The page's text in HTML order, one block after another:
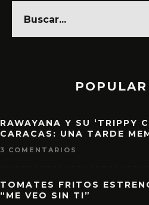
RAWAYANA Y SU ‘TRIPPY
CARACAS: UNA TARDE
3 COMENTARIOS
TOMATES FRITOS
“ME VEO SIN TI”